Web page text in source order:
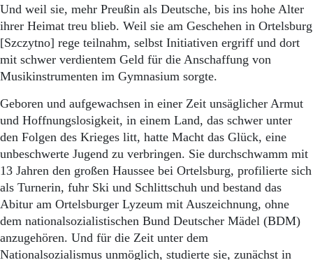
Und weil sie, mehr Preußin als Deutsche, bis ins hohe Alter
ihrer Heimat treu blieb. Weil sie am Geschehen in Ortelsburg
[Szczytno] rege teilnahm, selbst Initiativen ergriff und dort
mit schwer verdientem Geld für die Anschaffung von
Musikinstrumenten im Gymnasium sorgte.
Geboren und aufgewachsen in einer Zeit unsäglicher Armut
und Hoffnungslosigkeit, in einem Land, das schwer unter
den Folgen des Krieges litt, hatte Macht das Glück, eine
unbeschwerte Jugend zu verbringen. Sie durchschwamm mit
13 Jahren den großen Haussee bei Ortelsburg, profilierte sich
als Turnerin, fuhr Ski und Schlittschuh und bestand das
Abitur am Ortelsburger Lyzeum mit Auszeichnung, ohne
dem nationalsozialistischen Bund Deutscher Mädel (BDM)
anzugehören. Und für die Zeit unter dem
Nationalsozialismus unmöglich, studierte sie, zunächst in